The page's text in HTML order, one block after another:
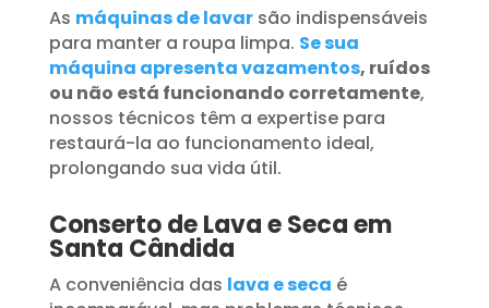
As máquinas de lavar são indispensáveis
para manter a roupa limpa. Se sua
máquina apresenta vazamentos, ruídos
ou não está funcionando corretamente,
nossos técnicos têm a expertise para
restaurá-la ao funcionamento ideal,
prolongando sua vida útil.
Conserto de Lava e Seca em
Santa Cândida
A conveniência das lava e seca é